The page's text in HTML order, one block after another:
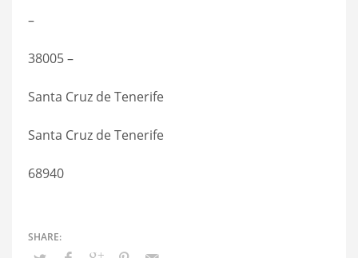
–
38005 –
Santa Cruz de Tenerife
Santa Cruz de Tenerife
68940